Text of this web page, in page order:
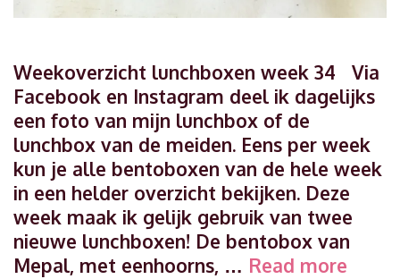
Weekoverzicht lunchboxen week 34 Via
Facebook en Instagram deel ik dagelijks
een foto van mijn lunchbox of de
lunchbox van de meiden. Eens per week
kun je alle bentoboxen van de hele week
in een helder overzicht bekijken. Deze
week maak ik gelijk gebruik van twee
nieuwe lunchboxen! De bentobox van
Mepal, met eenhoorns, … Read more